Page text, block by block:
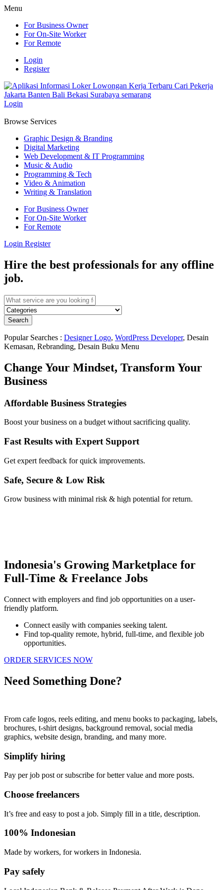
Menu
For Business Owner
For On-Site Worker
For Remote
Login
Register
Login
Browse Services
Graphic Design & Branding
Digital Marketing
Web Development & IT Programming
Music & Audio
Programming & Tech
Video & Animation
Writing & Translation
For Business Owner
For On-Site Worker
For Remote
Login Register
Hire the best professionals for any offline
job.
Search
Popular Searches : Designer Logo, WordPress Developer, Desain
Kemasan, Rebranding, Desain Buku Menu
Change Your Mindset, Transform Your
Business
Affordable Business Strategies
Boost your business on a budget without sacrificing quality.
Fast Results with Expert Support
Get expert feedback for quick improvements.
Safe, Secure & Low Risk
Grow business with minimal risk & high potential for return.
Indonesia's Growing Marketplace for
Full-Time & Freelance Jobs
Connect with employers and find job opportunities on a user-
friendly platform.
Connect easily with companies seeking talent.
Find top-quality remote, hybrid, full-time, and flexible job
opportunities.
ORDER SERVICES NOW
Need Something Done?
From cafe logos, reels editing, and menu books to packaging, labels,
brochures, t-shirt designs, background removal, social media
graphics, website design, branding, and many more.
Simplify hiring
Pay per job post or subscribe for better value and more posts.
Choose freelancers
It’s free and easy to post a job. Simply fill in a title, description.
100% Indonesian
Made by workers, for workers in Indonesia.
Pay safely